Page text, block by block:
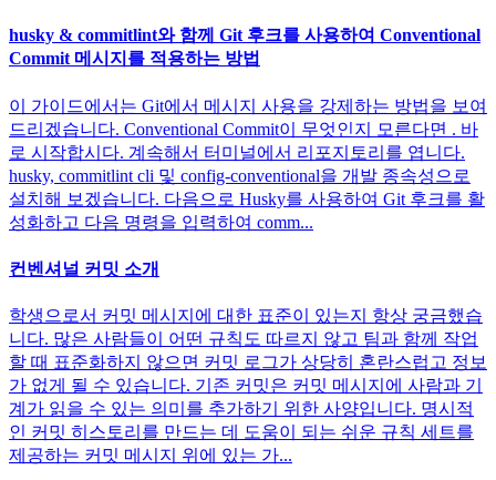
husky & commitlint와 함께 Git 후크를 사용하여 Conventional
Commit 메시지를 적용하는 방법
이 가이드에서는 Git에서 메시지 사용을 강제하는 방법을 보여
드리겠습니다. Conventional Commit이 무엇인지 모른다면 . 바
로 시작합시다. 계속해서 터미널에서 리포지토리를 엽니다.
husky, commitlint cli 및 config-conventional을 개발 종속성으로
설치해 보겠습니다. 다음으로 Husky를 사용하여 Git 후크를 활
성화하고 다음 명령을 입력하여 comm...
컨벤셔널 커밋 소개
학생으로서 커밋 메시지에 대한 표준이 있는지 항상 궁금했습
니다. 많은 사람들이 어떤 규칙도 따르지 않고 팀과 함께 작업
할 때 표준화하지 않으면 커밋 로그가 상당히 혼란스럽고 정보
가 없게 될 수 있습니다. 기존 커밋은 커밋 메시지에 사람과 기
계가 읽을 수 있는 의미를 추가하기 위한 사양입니다. 명시적
인 커밋 히스토리를 만드는 데 도움이 되는 쉬운 규칙 세트를
제공하는 커밋 메시지 위에 있는 가...